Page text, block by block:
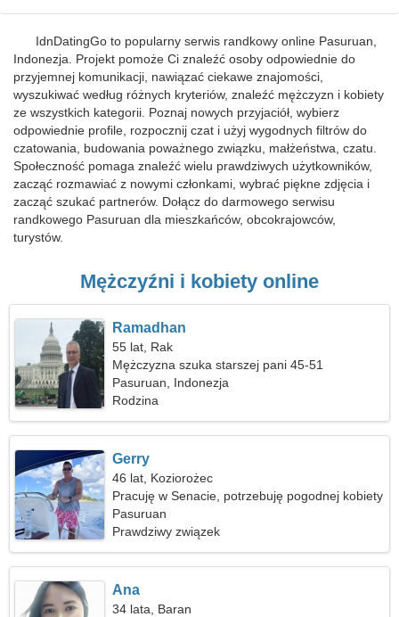
IdnDatingGo to popularny serwis randkowy online Pasuruan,
Indonezja. Projekt pomoże Ci znaleźć osoby odpowiednie do
przyjemnej komunikacji, nawiązać ciekawe znajomości,
wyszukiwać według różnych kryteriów, znaleźć mężczyzn i kobiety
ze wszystkich kategorii. Poznaj nowych przyjaciół, wybierz
odpowiednie profile, rozpocznij czat i użyj wygodnych filtrów do
czatowania, budowania poważnego związku, małżeństwa, czatu.
Społeczność pomaga znaleźć wielu prawdziwych użytkowników,
zacząć rozmawiać z nowymi członkami, wybrać piękne zdjęcia i
zacząć szukać partnerów. Dołącz do darmowego serwisu
randkowego Pasuruan dla mieszkańców, obcokrajowców,
turystów.
Mężczyźni i kobiety online
Ramadhan
55 lat, Rak
Mężczyzna szuka starszej pani 45-51
Pasuruan, Indonezja
Rodzina
Gerry
46 lat, Koziorożec
Pracuję w Senacie, potrzebuję pogodnej kobiety
Pasuruan
Prawdziwy związek
Ana
34 lata, Baran